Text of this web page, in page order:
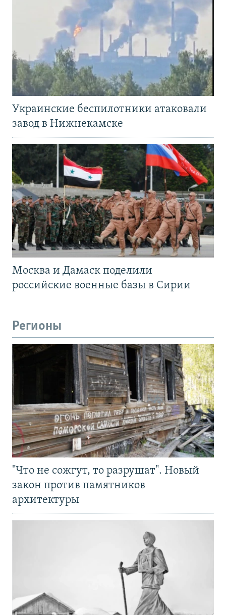
Украинские беспилотники атаковали
завод в Нижнекамске
Москва и Дамаск поделили
российские военные базы в Сирии
Регионы
"Что не сожгут, то разрушат". Новый
закон против памятников
архитектуры